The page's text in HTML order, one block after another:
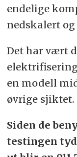
endelige
nedskalert
Det har vært
en modell
øvrige sjiktet.
Siden de
testingen